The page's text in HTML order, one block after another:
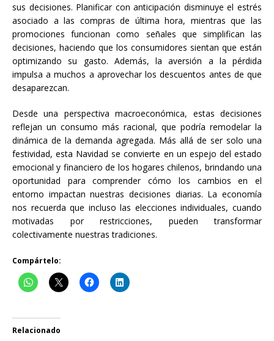
sus decisiones. Planificar con anticipación disminuye el estrés
asociado a las compras de última hora, mientras que las
promociones funcionan como señales que simplifican las
decisiones, haciendo que los consumidores sientan que están
optimizando su gasto. Además, la aversión a la pérdida
impulsa a muchos a aprovechar los descuentos antes de que
desaparezcan.
Desde una perspectiva macroeconómica, estas decisiones
reflejan un consumo más racional, que podría remodelar la
dinámica de la demanda agregada. Más allá de ser solo una
festividad, esta Navidad se convierte en un espejo del estado
emocional y financiero de los hogares chilenos, brindando una
oportunidad para comprender cómo los cambios en el
entorno impactan nuestras decisiones diarias. La economía
nos recuerda que incluso las elecciones individuales, cuando
motivadas por restricciones, pueden transformar
colectivamente nuestras tradiciones.
Compártelo:
Relacionado